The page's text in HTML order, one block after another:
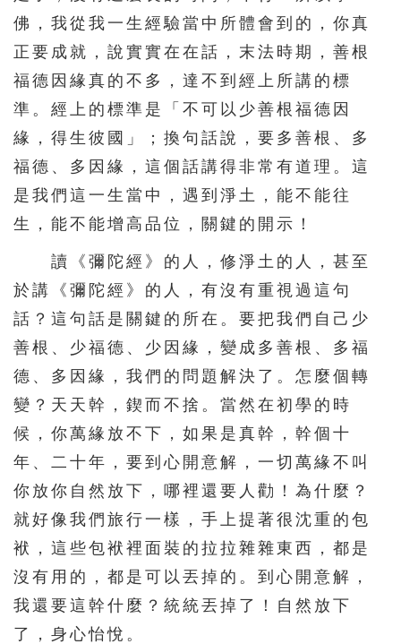
佛，我從我一生經驗當中所體會到的，你真
正要成就，說實實在在話，末法時期，善根
福德因緣真的不多，達不到經上所講的標
準。經上的標準是「不可以少善根福德因
緣，得生彼國」；換句話說，要多善根、多
福德、多因緣，這個話講得非常有道理。這
是我們這一生當中，遇到淨土，能不能往
生，能不能增高品位，關鍵的開示！
讀《彌陀經》的人，修淨土的人，甚至
於講《彌陀經》的人，有沒有重視過這句
話？這句話是關鍵的所在。要把我們自己少
善根、少福德、少因緣，變成多善根、多福
德、多因緣，我們的問題解決了。怎麼個轉
變？天天幹，鍥而不捨。當然在初學的時
候，你萬緣放不下，如果是真幹，幹個十
年、二十年，要到心開意解，一切萬緣不叫
你放你自然放下，哪裡還要人勸！為什麼？
就好像我們旅行一樣，手上提著很沈重的包
袱，這些包袱裡面裝的拉拉雜雜東西，都是
沒有用的，都是可以丟掉的。到心開意解，
我還要這幹什麼？統統丟掉了！自然放下
了，身心怡悅。